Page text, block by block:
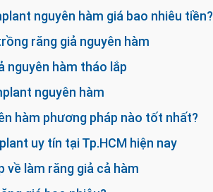
nguyên hàm giá bao nhiêu tiền?
răng giả nguyên hàm
nguyên hàm tháo lắp
nguyên hàm
hàm phương pháp nào tốt nhất?
uy tín tại Tp.HCM hiện nay
về làm răng giả cả hàm